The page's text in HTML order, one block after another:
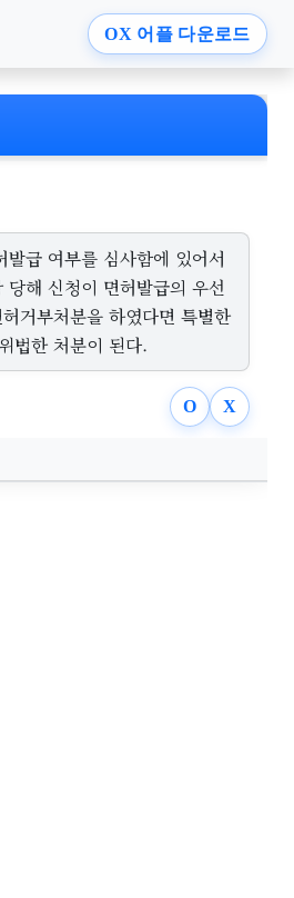
OX 어플 다운로드
급 여부를 심사함에 있어서
해 신청이 면허발급의 우선
거부처분을 하였다면 특별한
법한 처분이 된다.
O X